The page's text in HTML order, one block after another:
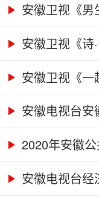
安徽卫视《
安徽卫视《诗
安徽卫视《一
安徽电视台
合...2020年安徽
安徽电视台